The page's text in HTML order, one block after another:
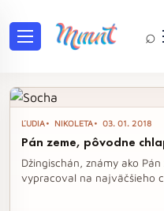
⌕
Tag:
ĽUDIA NIKOLETA 03. 01. 2018
Pán zeme, pôvodne
Džingischán, známy ako
vypracoval na najväčšieho